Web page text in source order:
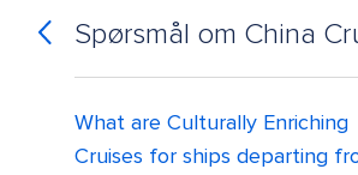
Spørsmål om China
What are Culturally Enriching
Cruises for ships departing